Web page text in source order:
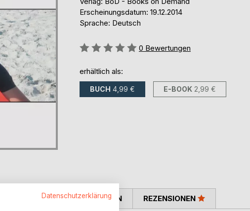
Erscheinungsdatum: 19.12.2014
Sprache: Deutsch
Bewertung::
0 Bewertungen
erhältlich als:
BUCH 4,99 € E-BOOK 2,99 €
PRESSESTIMMEN REZENSIONEN
Datenschutzerklärung